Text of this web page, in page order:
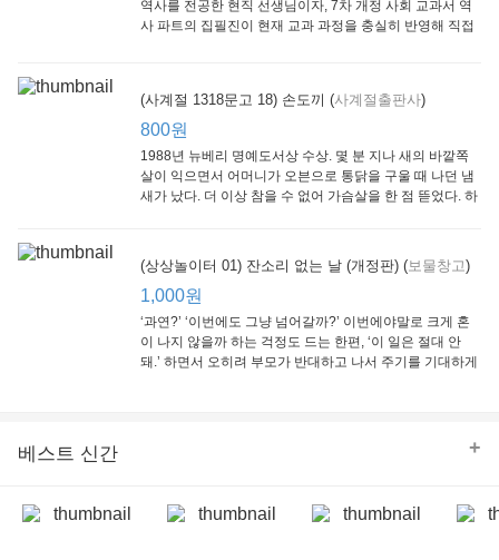
큰솔(토토북)
동아일보사
역사를 전공한 현직 선생님이자, 7차 개정 사회 교과서 역
사 파트의 집필진이 현재 교과 과정을 충실히 반영해 직접
(사계절 1318문고 18) 손도끼 (사계절출판사)
800원
1988년 뉴베리 명예도서상 수상. 몇 분 지나 새의 바깥쪽
살이 익으면서 어머니가 오븐으로 통닭을 구울 때 나던 냄
새가 났다. 더 이상 참을 수 없어 가슴살을 한 점 뜯었다. 하
(상상놀이터 01) 잔소리 없는 날 (개정판) (보물창고)
1,000원
‘과연?’ ‘이번에도 그냥 넘어갈까?’ 이번에야말로 크게 혼
이 나지 않을까 하는 걱정도 드는 한편, ‘이 일은 절대 안
돼.’ 하면서 오히려 부모가 반대하고 나서 주기를 기대하게
베스트 신간 +